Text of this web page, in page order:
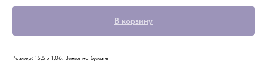
В корзину
Размер: 15,5 х 1,06. Винил на бумаге